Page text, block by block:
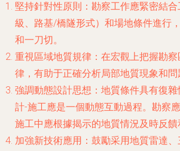
堅持針對性原則 ：勘察工作應緊密結
級、路基/橋隧形式）和場地條件進行
和一刀切。
重視區域地質規律 ：在宏觀上把握勘
律，有助于正確分析局部地質現象和問
強調動態設計思想 ：地質條件具有復
計-施工應是一個動態互動過程。勘察
施工中應根據揭示的地質情況及時反饋
加強新技術應用 ：鼓勵采用地質雷達